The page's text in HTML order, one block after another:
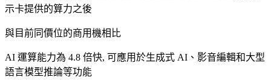
示卡提供的算力之後
與目前同價位的商用機相比
AI 運算能力為 4.8 倍快, 可應用於生成式 AI、影音編輯和大型
語言模型推論等功能